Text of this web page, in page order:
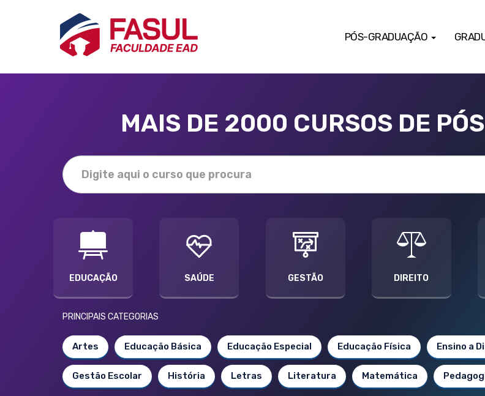
PÓS-GRADUAÇÃO
MAIS DE 2000 CURSOS DE
EDUCAÇÃO SAÚDE GESTÃO DIREITO
PRINCIPAIS CATEGORIAS
Artes Educação Básica Educação Especial Educação Física Ensino a
Gestão Escolar História Letras Literatura Matemática